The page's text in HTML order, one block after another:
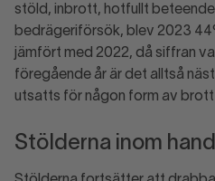
stöld, inbrott, hotfullt
bedrägeriförsök, blev 2023
jämfört med 2022, då siffran
föregående år är det alltså
utsatts för någon form av brott
Stölderna inom